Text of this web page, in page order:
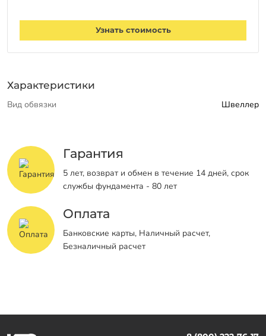
Узнать стоимость
Характеристики
Вид обвязки Швеллер
Гарантия
5 лет, возврат и обмен в течение 14 дней, срок
службы фундамента - 80 лет
Оплата
Банковские карты, Наличный расчет,
Безналичный расчет